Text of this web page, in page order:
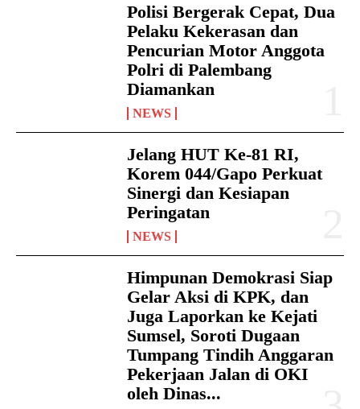
Polisi Bergerak Cepat, Dua
Pelaku Kekerasan dan
Pencurian Motor Anggota
Polri di Palembang
Diamankan
NEWS
Jelang HUT Ke-81 RI,
Korem 044/Gapo Perkuat
Sinergi dan Kesiapan
Peringatan
NEWS
Himpunan Demokrasi Siap
Gelar Aksi di KPK, dan
Juga Laporkan ke Kejati
Sumsel, Soroti Dugaan
Tumpang Tindih Anggaran
Pekerjaan Jalan di OKI
oleh Dinas...